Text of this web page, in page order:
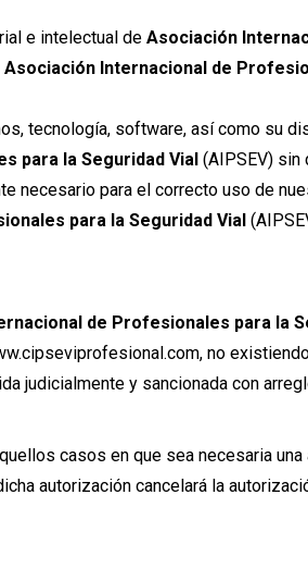
e intelectual de Asociación
Asociación Internacional de
tecnología, software, así como su
para la Seguridad Vial (AIPSEV) sin
necesario para el correcto uso de
para la Seguridad Vial
de Profesionales para la
no
judicialmente y sancionada con
casos en que sea necesaria
autorización cancelará la